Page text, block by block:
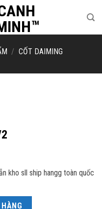
/ CỐT DAIMING
kho sll ship hangg toàn quốc